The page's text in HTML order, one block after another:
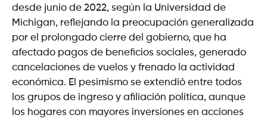
desde junio de 2022, según la Universidad de
Michigan, reflejando la preocupación generalizada
por el prolongado cierre del gobierno, que ha
afectado pagos de beneficios sociales, generado
cancelaciones de vuelos y frenado la actividad
económica. El pesimismo se extendió entre todos
los grupos de ingreso y afiliación política, aunque
los hogares con mayores inversiones en acciones